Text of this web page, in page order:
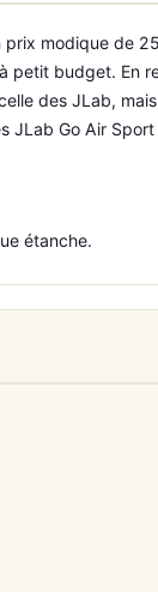
prix modique de
petit budget. En
des JLab,
JLab Go Air
étanche.